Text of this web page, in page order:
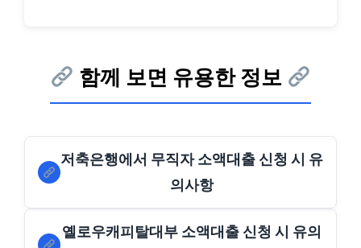
함께 보면 유용한 정보
저축은행에서 무직자 소액대출 신청 시 유
의사항
옐로우캐피탈대부 소액대출 신청 시 유의